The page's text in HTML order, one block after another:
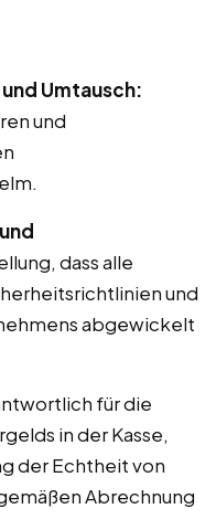
Umtausch:
und
dass alle
und
abgewickelt
für die
in der Kasse,
der Echtheit von
Abrechnung